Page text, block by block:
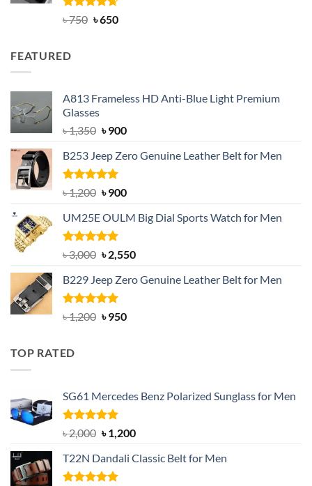
Rated4.63
৳750 Original
৳650Current
FEATURED
A813 Frameless HD Anti-Blue Light Premium
Glasses
৳1,350 Original
was:
৳ 1,350.
৳900Current
is:
B253 Jeep Zero Genuine Leather Belt for Men
Rated5.00
out of 5
৳1,200 Original
was:
৳ 1,200.
৳900Current
is:
UM25E OULM Big Dial Sports Watch for Men
Rated5.00
out of 5
৳3,000 Original
was:
৳ 3,000.
৳2,550Current
is:
B229 Jeep Zero Genuine Leather Belt for Men
Rated4.92
out of 5
৳1,200 Original
৳950Current
TOP RATED
SG61 Mercedes Benz Polarized Sunglass for Men
Rated5.00
out of 5
৳2,000 Original
was:
৳ 2,000.
৳1,200Current
is:
T22N Dandali Classic Belt for Men